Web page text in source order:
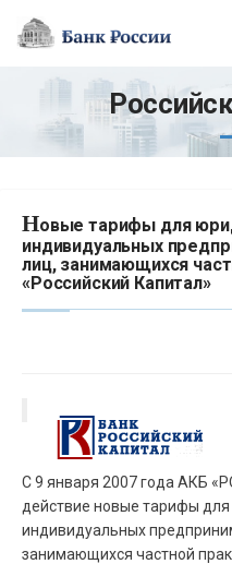
Новые тарифы для
индивидуальных
лиц, занимающихся
«Российский Капитал»
С 9 января 2007 года АКБ
действие новые тарифы
индивидуальных
занимающихся частной